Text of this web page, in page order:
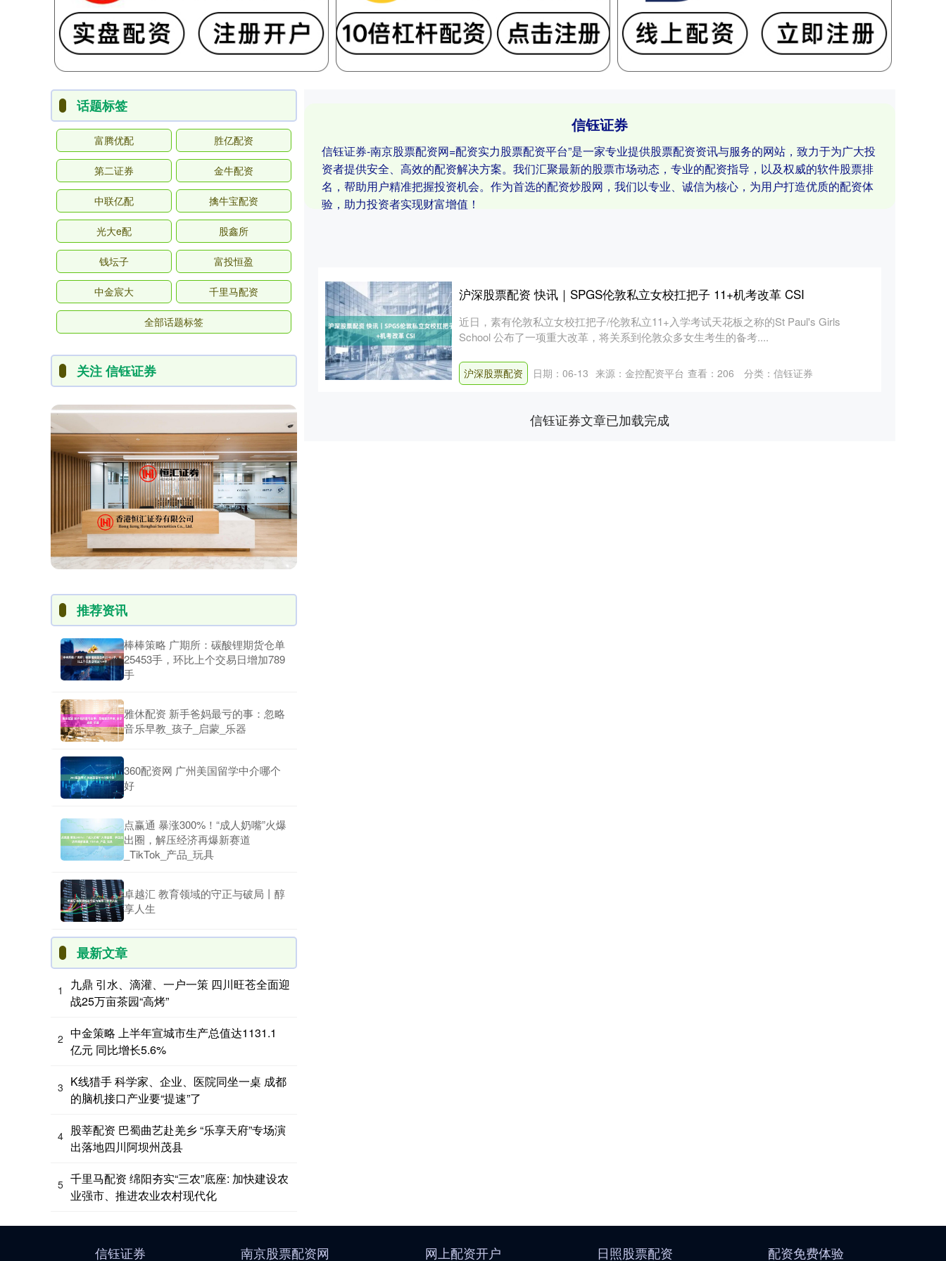
信钰证券
信钰证券-南京股票配资网=配资实力股票配资平台”是一家专业提供股票配资资讯与服务的网站，致力于为广大投
资者提供安全、高效的配资解决方案。我们汇聚最新的股票市场动态，专业的配资指导，以及权威的软件股票排
名，帮助用户精准把握投资机会。作为首选的配资炒股网，我们以专业、诚信为核心，为用户打造优质的配资体
验，助力投资者实现财富增值！
沪深股票配资 快讯｜SPGS伦敦私立女校扛把子 11+机考改革 CSI
近日，素有伦敦私立女校扛把子/伦敦私立11+入学考试天花板之称的St Paul's Girls
School 公布了一项重大改革，将关系到伦敦众多女生考生的备考....
沪深股票配资 日期：06-13 来源：金控配资平台 查看： 206 分类： 信钰证券
信钰证券文章已加载完成
话题标签
富腾优配 胜亿配资
第二证券 金牛配资
中联亿配 擒牛宝配资
光大e配 股鑫所
钱坛子 富投恒盈
中金宸大 千里马配资
全部话题标签
关注 信钰证券
推荐资讯
棒棒策略 广期所：碳酸锂期货仓单
25453手，环比上个交易日增加789
手
雅休配资 新手爸妈最亏的事：忽略
音乐早教_孩子_启蒙_乐器
360配资网 广州美国留学中介哪个
好
点赢通 暴涨300%！“成人奶嘴”火爆
出圈，解压经济再爆新赛道
_TikTok_产品_玩具
卓越汇 教育领域的守正与破局丨醇
享人生
最新文章
1
九鼎 引水、滴灌、一户一策 四川旺苍全面迎
战25万亩茶园“高烤”
2 中金策略 上半年宣城市生产总值达1131.1
亿元 同比增长5.6%
3 K线猎手 科学家、企业、医院同坐一桌 成都
的脑机接口产业要“提速”了
4 股莘配资 巴蜀曲艺赴羌乡 “乐享天府”专场演
出落地四川阿坝州茂县
5 千里马配资 绵阳夯实“三农”底座: 加快建设农
业强市、推进农业农村现代化
信钰证券 南京股票配资网 网上配资开户 日照股票配资 配资免费体验